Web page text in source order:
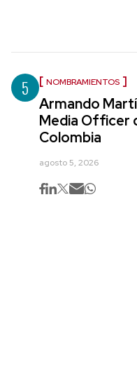
5 NOMBRAMIENTOS
Armando
Media Officer
Colombia
agosto 5, 2026